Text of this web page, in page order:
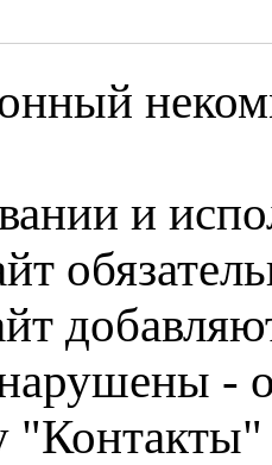
и
-
"Контакты"